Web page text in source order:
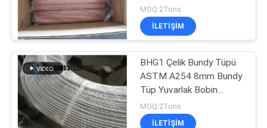
Alüminyum Pirinç
Borular
MOQ:2Tons
ILETIŞIM
BHG1 Çelik Bundy Tüpü
ASTM A254 8mm Bundy
Tüp Yuvarlak Bobin
Buzdolabı Kondenseri 6 *
0.6MM
MOQ:2Tons
ILETIŞIM